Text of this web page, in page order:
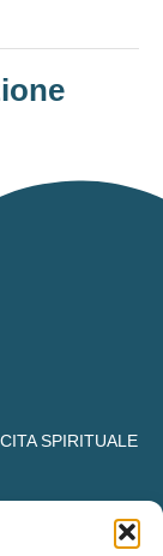
SPIRITUALE